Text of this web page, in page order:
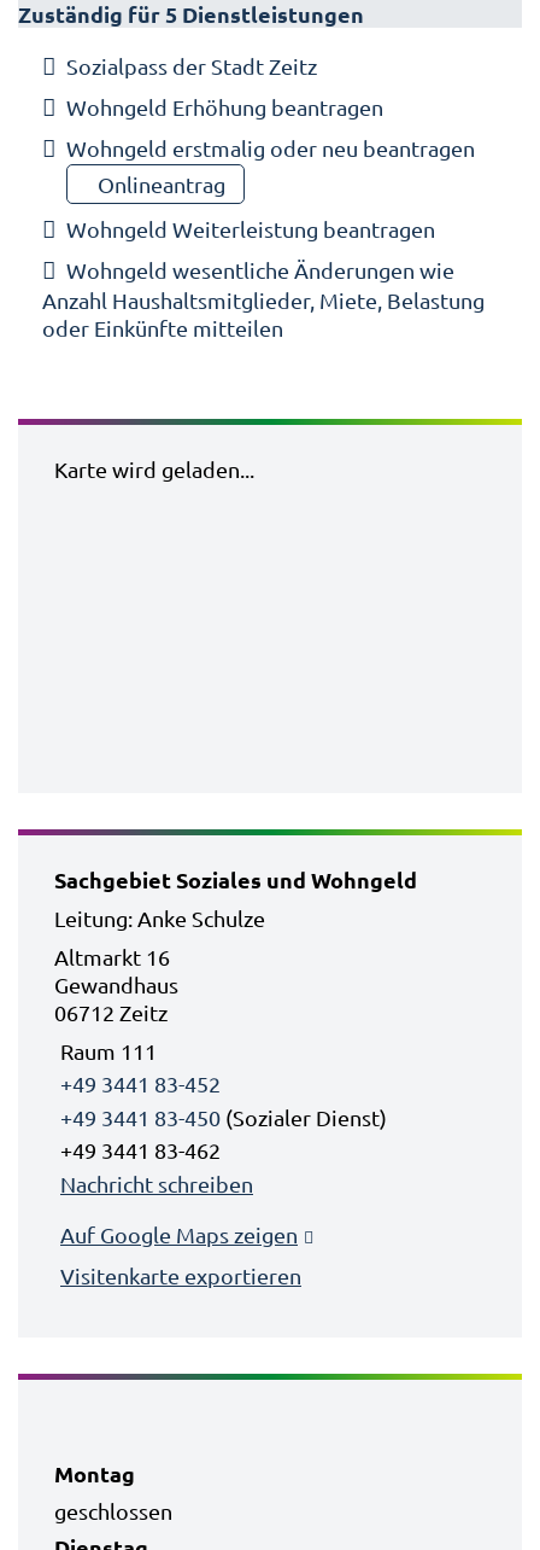
Zuständig für 5 Dienstleistungen
Sozialpass der Stadt Zeitz
Wohngeld Erhöhung beantragen
Wohngeld erstmalig oder neu beantragen
Onlineantrag
Wohngeld Weiterleistung beantragen
Wohngeld wesentliche Änderungen wie
Anzahl Haushaltsmitglieder, Miete, Belastung
oder Einkünfte mitteilen
Karte wird geladen...
Sachgebiet Soziales und Wohngeld
Leitung: Anke Schulze
Altmarkt 16
Gewandhaus
06712 Zeitz
Raum 111
+49 3441 83-452
+49 3441 83-450 (Sozialer Dienst)
+49 3441 83-462
Nachricht schreiben
Auf Google Maps zeigen
Visitenkarte exportieren
Montag
geschlossen